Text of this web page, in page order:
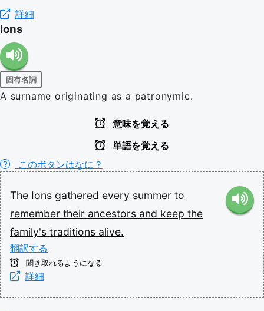
詳細
Ions
固有名詞
A surname originating as a patronymic.
意味を覚える
単語を覚える
このボタンはなに？
The Ions gathered every summer to
remember their ancestors and keep the
family's traditions alive.
翻訳する
聞き取れるようになる
詳細